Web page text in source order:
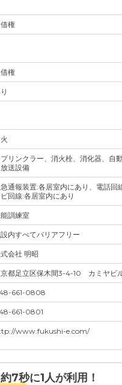
権
権
リンクラー、消火栓、消化器、自
送設備
通報装置:各居室内にあり、電話回
回線:各居室内にあり
訓練室
内すべてバリアフリー
会社 明昭
都足立区保木間3-4-10 カミヤビ
661-0808
661-0801
www.fukushi-e.com/
約7秒に1人が利用！